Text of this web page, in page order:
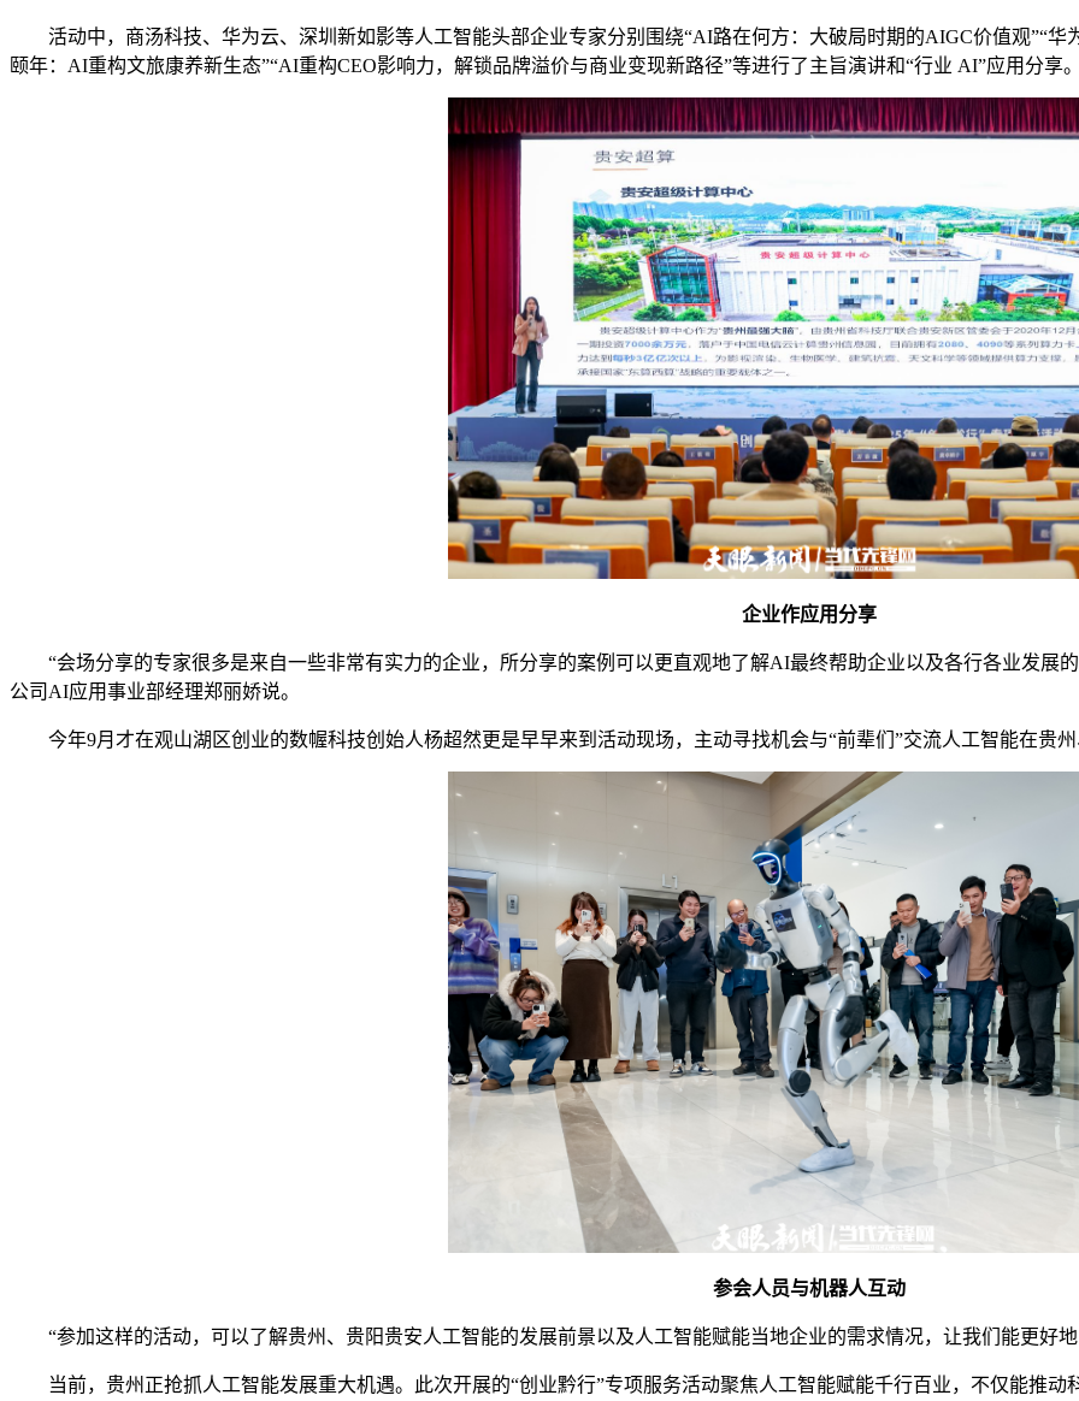
活动中，商汤科技、华为云、深圳新如影等人工智能头部企业专家分别围绕“AI路在何方：大破局时期的AIGC价值观”“华
颐年：AI重构文旅康养新生态”“AI重构CEO影响力，解锁品牌溢价与商业变现新路径”等进行了主旨演讲和“行业 AI”应用分享
企业作应用分享
“会场分享的专家很多是来自一些非常有实力的企业，所分享的案例可以更直观地了解AI最终帮助企业以及各行各业发展
公司AI应用事业部经理郑丽娇说。
今年9月才在观山湖区创业的数幄科技创始人杨超然更是早早来到活动现场，主动寻找机会与“前辈们”交流人工智能在贵
参会人员与机器人互动
“参加这样的活动，可以了解贵州、贵阳贵安人工智能的发展前景以及人工智能赋能当地企业的需求情况，让我们能更好
当前，贵州正抢抓人工智能发展重大机遇。此次开展的“创业黔行”专项服务活动聚焦人工智能赋能千行百业，不仅能推动